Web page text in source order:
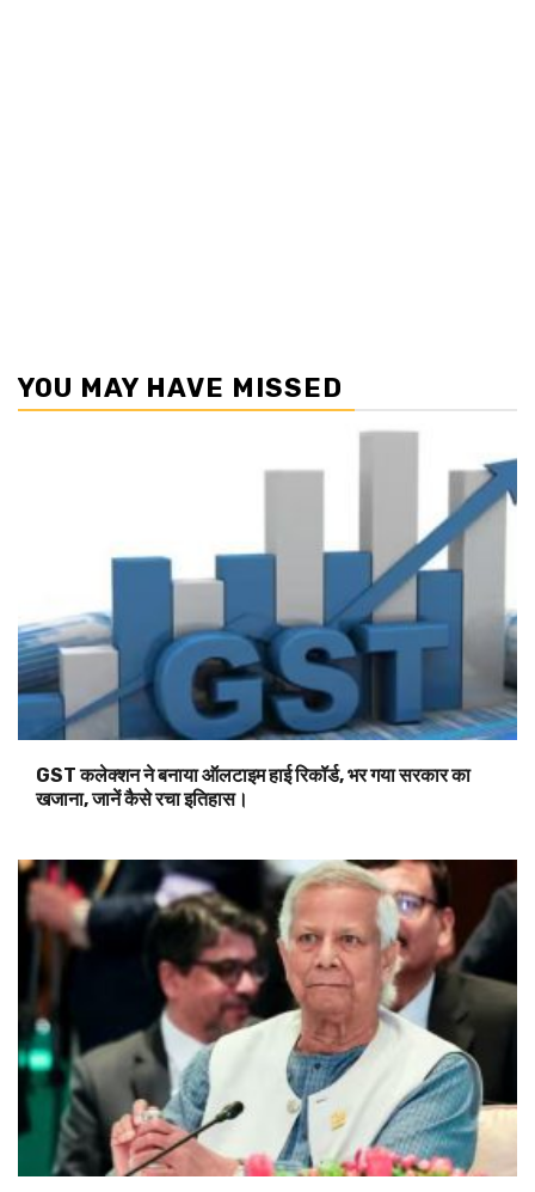
YOU MAY HAVE MISSED
GST कलेक्शन ने बनाया ऑलटाइम हाई रिकॉर्ड, भर गया सरकार का
खजाना, जानें कैसे रचा इतिहास।